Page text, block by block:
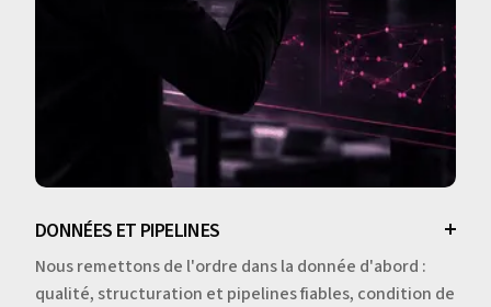
DONNÉES ET PIPELINES
Nous remettons de l'ordre dans la donnée d'abord :
qualité, structuration et pipelines fiables, condition de